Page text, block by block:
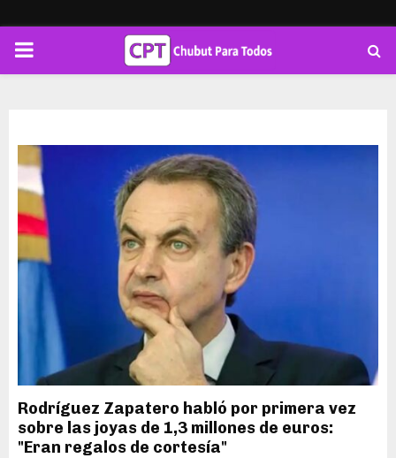
PRIMARY
Rodríguez Zapatero habló por primera vez
sobre las joyas de 1,3 millones de euros:
"Eran regalos de cortesía"